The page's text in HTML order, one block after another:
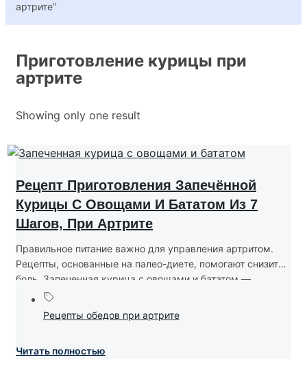
артрите”
Приготовление курицы при
артрите
Showing only one result
Рецепт Приготовления Запечённой
Курицы С Овощами И Бататом Из 7
Шагов, При Артрите
Правильное питание важно для управления артритом.
Рецепты, основанные на палео-диете, помогают снизить
боль. Запеченная курица с овощами и бататом —...
Рецепты обедов при артрите
Читать полностью